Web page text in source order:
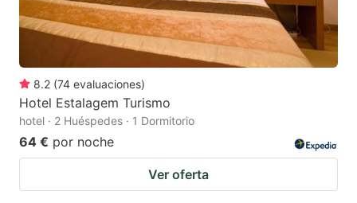
8.2 (74 evaluaciones)
Hotel Estalagem Turismo
hotel · 2 Huéspedes · 1 Dormitorio
64 € por noche
Ver oferta